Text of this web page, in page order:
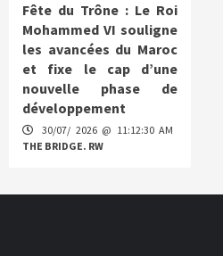
Fête du Trône : Le Roi
Mohammed VI souligne
les avancées du Maroc
et fixe le cap d’une
nouvelle phase de
développement
30/07/ 2026 @ 11:12:30 AM
THE BRIDGE. RW